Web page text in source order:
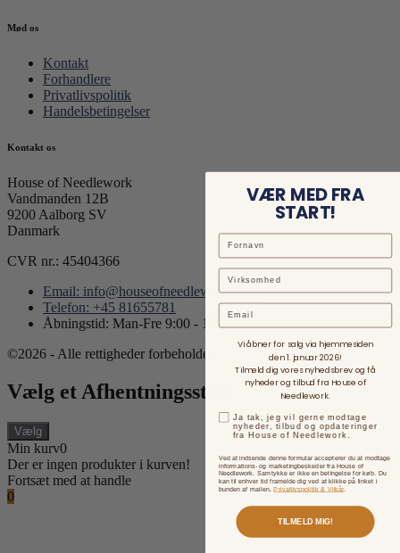
Mød os
Kontakt
Forhandlere
Privatlivspolitik
Handelsbetingelser
Kontakt os
House of Needlework
Vandmanden 12B
9200 Aalborg SV
Danmark
CVR nr.: 45404366
Email: info@houseofneedlework.com
Telefon: +45 81655781
Åbningstid: Man-Fre 9:00 - 15:00
©2026 - Alle rettigheder forbeholdes.
Vælg et Afhentningssted
Vælg
Min kurv0
Der er ingen produkter i kurven!
Fortsæt med at handle
0
VÆR MED FRA
START!
Email
Vi åbner for salg via hjemmesiden
den 1. januar 2026!
Tilmeld dig vores nyhedsbrev og få
nyheder og tilbud fra House of
Needlework.
Ja tak, jeg vil gerne modtage
nyheder, tilbud og opdateringer
fra House of Needlework.
Ved at indsende denne formular accepterer du at modtage
informations- og marketingbeskeder fra House of
Needlework. Samtykke er ikke en betingelse for køb. Du
kan til enhver tid framelde dig ved at klikke på linket i
bunden af mailen.Privatlivspolitik & Vilkår.
TILMELD MIG!